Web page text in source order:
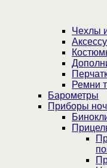
Чехлы
Ремни
Барометры
Приборы